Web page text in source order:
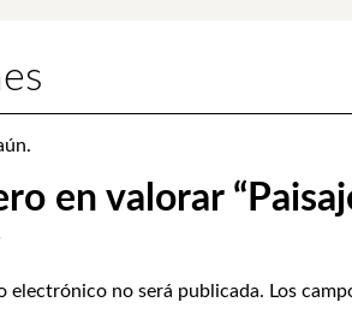
en valorar
electrónico no será publicada. Los